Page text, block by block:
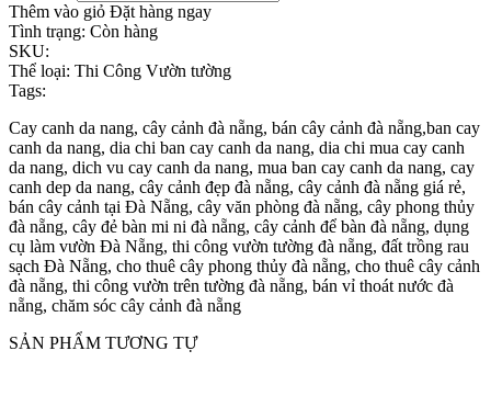
Thêm vào giỏ Đặt hàng ngay
Tình trạng: Còn hàng
SKU:
Thể loại: Thi Công Vườn tường
Tags:
Cay canh da nang, cây cảnh đà nẵng, bán cây cảnh đà nẵng,ban cay
canh da nang, dia chi ban cay canh da nang, dia chi mua cay canh
da nang, dich vu cay canh da nang, mua ban cay canh da nang, cay
canh dep da nang, cây cảnh đẹp đà nẵng, cây cảnh đà nẵng giá rẻ,
bán cây cảnh tại Đà Nẵng, cây văn phòng đà nẵng, cây phong thủy
đà nẵng, cây đẻ bàn mi ni đà nẵng, cây cảnh để bàn đà nẵng, dụng
cụ làm vườn Đà Nẵng, thi công vườn tường đà nẵng, đất trồng rau
sạch Đà Nẵng, cho thuê cây phong thủy đà nẵng, cho thuê cây cảnh
đà nẵng, thi công vườn trên tường đà nẵng, bán vỉ thoát nước đà
nẵng, chăm sóc cây cảnh đà nẵng
SẢN PHẨM TƯƠNG TỰ